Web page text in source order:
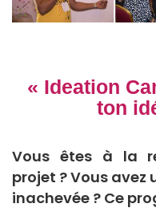
« Ideation
ton
Vous êtes à la
projet ? Vous avez
inachevée ? Ce